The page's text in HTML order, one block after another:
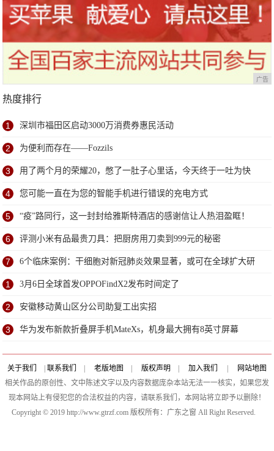
广告
热度排行
1 深圳市福田区启动3000万消费券惠民活动
2 为便利而存在——Fozzils
3 用了两个月的荣耀20，憋了一肚子心里话，今天终于一吐为快
4 您可能一直在为您的智能手机进行错误的充电方式
5 “疫”路同行，这一封封给雅斯特酒店的感谢信让人热泪盈眶！
6 评测小米有品最贵刀具：把厨房用刀卖到999元的秘密
7 6个临床案例：干细胞对新冠肺炎效果显著，或可在全球扩大研
究
1 3月6日全球首发OPPOFindX2发布时间定了
2 安徽移动黄山区分公司助复工出实招
3 华为发布新款折叠屏手机MateXs，机身最大拥有8英寸屏幕
关于我们 联系我们 老版地图 版权声明 加入我们
网站地图
相关作品的原创性、文中陈述文字以及内容数据庞杂本站无法一一核实，如果您发
现本网站上有侵犯您的合法权益的内容，请联系我们，本网站将立即予以删除！
Copyright © 2019 http://www.gtrzf.com 版权所有：广东之窗 All Right Reserved.